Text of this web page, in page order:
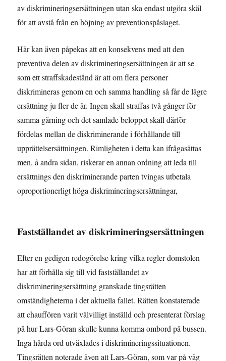
av diskrimineringsersättningen utan ska endast utgöra skäl
för att avstå från en höjning av preventionspåslaget.
Här kan även påpekas att en konsekvens med att den
preventiva delen av diskrimineringsersättningen är att se
som ett straffskadestånd är att om flera personer
diskrimineras genom en och samma handling så får de lägre
ersättning ju fler de är. Ingen skall straffas två gånger för
samma gärning och det samlade beloppet skall därför
fördelas mellan de diskriminerande i förhållande till
upprättelsersättningen. Rimligheten i detta kan ifrågasättas
men, å andra sidan, riskerar en annan ordning att leda till
ersättnings den diskriminerande parten tvingas utbetala
oproportionerligt höga diskrimineringsersättningar,
Fastställandet av diskrimineringsersättningen
Efter en gedigen redogörelse kring vilka regler domstolen
har att förhålla sig till vid fastställandet av
diskrimineringsersättning granskade tingsrätten
omständigheterna i det aktuella fallet. Rätten konstaterade
att chauffören varit välvilligt inställd och presenterat förslag
på hur Lars-Göran skulle kunna komma ombord på bussen.
Inga hårda ord utväxlades i diskrimineringssituationen.
Tingsrätten noterade även att Lars-Göran, som var på väg